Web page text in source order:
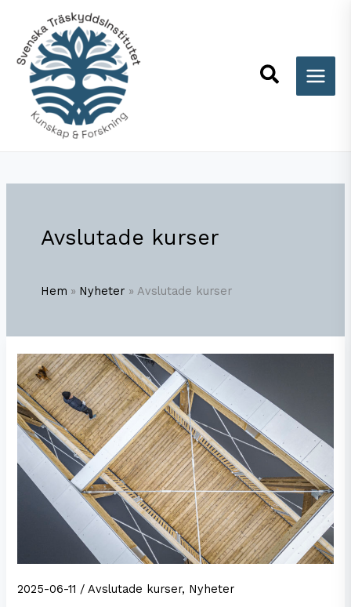
innehåll
Sök
Avslutade kurser
Hem Nyheter Avslutade kurser
2025-06-11 /Avslutade kurser, Nyheter